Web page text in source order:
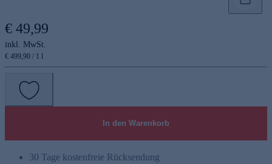
€ 49,99
inkl. MwSt.
€ 499,90 / 1 l
In den Warenkorb
30 Tage kostenfreie Rücksendung